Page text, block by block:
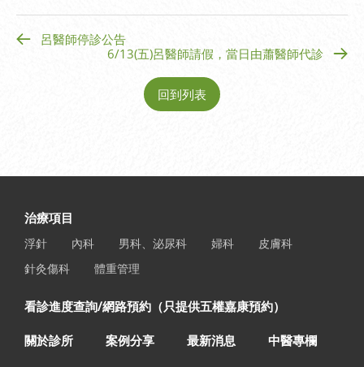
呂醫師停診公告
6/13(五)呂醫師請假，當日由蕭醫師代診
回到列表
治療項目
浮針 內科 男科、泌尿科 婦科
皮膚科
針灸傷科
體重管理
看診進度查詢/網路預約（只提供五權嘉康預約）
關於診所 案例分享 最新消息 中醫專欄